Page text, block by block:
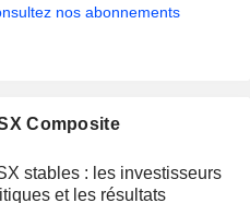
nos abonnements
Composite
stables : les investisseurs
et les résultats